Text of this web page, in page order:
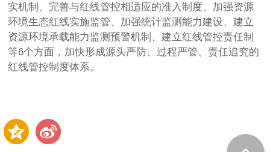
实机制、完善与红线管控相适应的准入制度、加强资源
环境生态红线实施监管、加强统计监测能力建设、建立
资源环境承载能力监测预警机制、建立红线管控责任制
等6个方面，加快形成源头严防、过程严管、责任追究的
红线管控制度体系。